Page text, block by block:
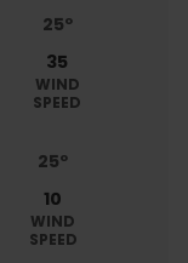
25º
35
WIND
SPEED
25º
10
WIND
SPEED